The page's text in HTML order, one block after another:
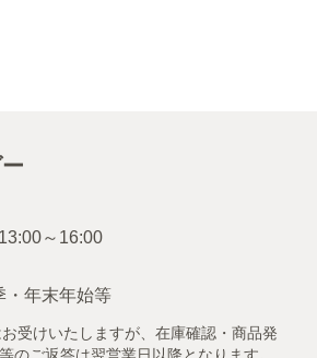
・年末年始等
受けいたしますが、在庫確認・商品発
のご返答は翌営業日以降となります。